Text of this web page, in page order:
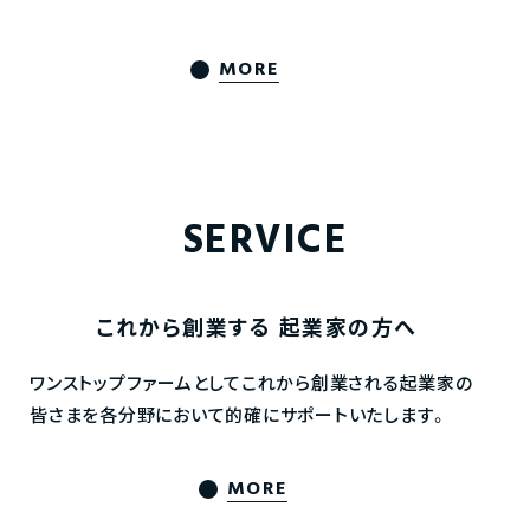
MORE
SERVICE
これから創業する 起業家の方へ
ワンストップファームとしてこれから創業される起業家の
皆さまを各分野において的確にサポートいたします。
MORE